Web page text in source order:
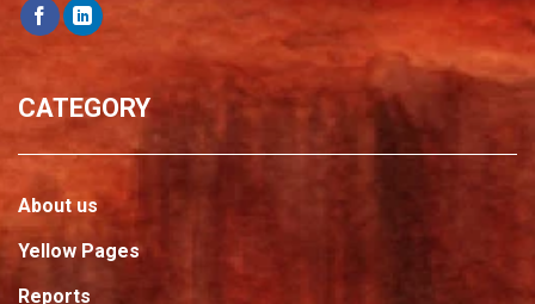
CATEGORY
About us
Yellow Pages
Reports